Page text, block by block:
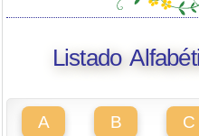
Listado
A B C